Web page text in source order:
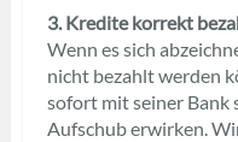
3. Kredite korrekt
Wenn es sich
nicht bezahlt werden
sofort mit seiner Bank
Aufschub erwirken.